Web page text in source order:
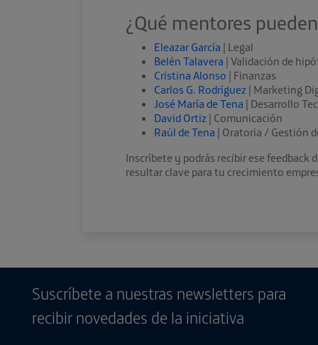
¿Qué mentores
Eleazar García | Legal
Belén Talavera | Validación de
Cristina Alonso | Finanzas
Carlos G. Rodríguez | Marketing
José María de Tena | Desarrollo
David Ortiz | Comunicación
Raúl de Tena | Oratoria / Gestión
Inscríbete y podrás recibir ese
resultar clave para tu crecimiento
Suscríbete a nuestras newsletters para
recibir novedades de la iniciativa